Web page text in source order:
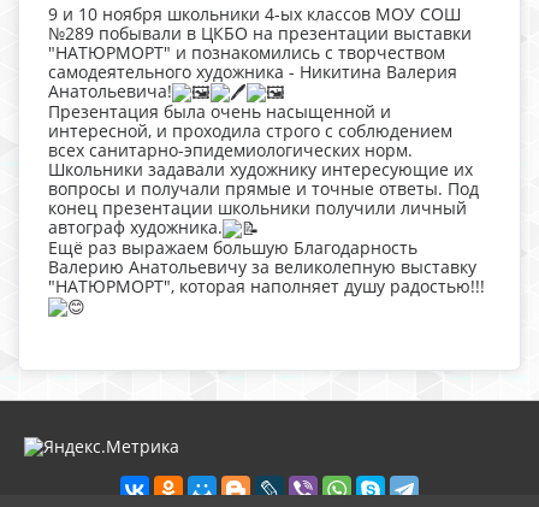
9 и 10 ноября школьники 4-ых классов МОУ СОШ
№289 побывали в ЦКБО на презентации выставки
"НАТЮРМОРТ" и познакомились с творчеством
самодеятельного художника - Никитина Валерия
Анатольевича!
Презентация была очень насыщенной и
интересной, и проходила строго с соблюдением
всех санитарно-эпидемиологических норм.
Школьники задавали художнику интересующие их
вопросы и получали прямые и точные ответы. Под
конец презентации школьники получили личный
автограф художника.
Ещё раз выражаем большую Благодарность
Валерию Анатольевичу за великолепную выставку
"НАТЮРМОРТ", которая наполняет душу радостью!!!